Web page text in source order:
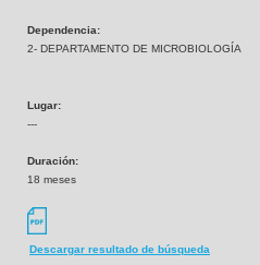
Dependencia:
2- DEPARTAMENTO DE MICROBIOLOGÍA
Lugar:
---
Duración:
18 meses
Descargar resultado de búsqueda